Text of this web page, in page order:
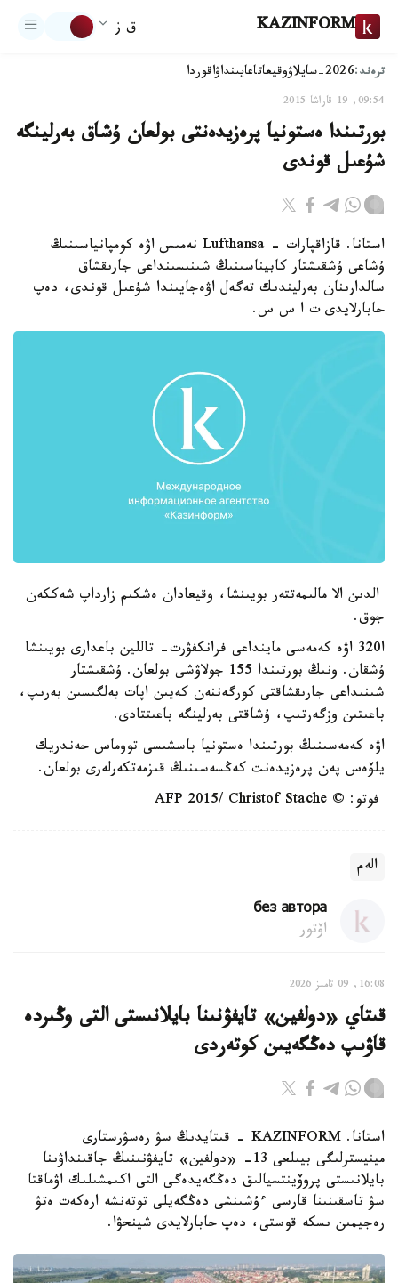
KAZINFORM ق ز
ترەند:2026-سايلاۋ وقيعاتاعايىنداۋاقوردا
09:54, 19 قاراشا 2015
بورتىندا ەستونيا پرەزيدەنتى بولعان ۇشاق بەرلينگە
شۇعىل قوندى
استانا. قازاقپارات - Lufthansa نەمىس اۋە كومپانياسىنىڭ
ۇشاعى ۇشقىشتار كابيناسىنىڭ شىنىسىنداعى جارىقشاق
سالدارىنان بەرليندىك تەگەل اۋەجايىندا شۇعىل قوندى، دەپ
حابارلايدى ت ا س س.
الدىن الا مالىمەتتەر بويىنشا، وقيعادان ەشكىم زارداپ شەككەن
جوق.
ا320 اۋە كەمەسى ماينداعى فرانكفۋرت- تاللين باعدارى بويىنشا
ۇشقان. ونىڭ بورتىندا 155 جولاۋشى بولعان. ۇشقىشتار
شىنىداعى جارىقشاقتى كورگەننەن كەيىن اپات بەلگىسىن بەرىپ،
باعىتىن وزگەرتىپ، ۇشاقتى بەرلينگە باعىتتادى.
اۋە كەمەسىنىڭ بورتىندا ەستونيا باسشىسى تووماس حەندريك
يلۆەس پەن پرەزيدەنت كەڭسەسىنىڭ قىزمەتكەرلەرى بولعان.
فوتو: © AFP 2015/ Christof Stache
الەم
без автора
اۆتور
16:08, 09 تامىز 2026
قىتاي «دولفين» تايفۋنىنا بايلانىستى التى وڭىردە
قاۋىپ دەڭگەيىن كوتەردى
استانا. KAZINFORM - قىتايدىڭ سۋ رەسۋرستارى
مينيسترلىگى بيىلعى 13- «دولفين» تايفۋنىنىڭ جاقىنداۋىنا
بايلانىستى پروۆينتسيالىق دەڭگەيدەگى التى اكىمشىلىك اۋماقتا
سۋ تاسقىنىنا قارسى ءۇشىنشى دەڭگەيلى توتەنشە ارەكەت ەتۋ
رەجيمىن ىسكە قوستى، دەپ حابارلايدى شينحۋا.